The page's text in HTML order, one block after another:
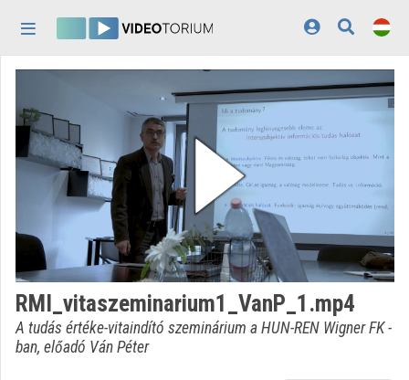
Bejelentkezés
Felfedezés
Kategóriák
Lejátszási listák
Intézmények
Közreműködők
Megjelenés:világos
RMI_vitaszeminarium1_VanP_1.mp4
A tudás értéke-vitaindító szeminárium a HUN-REN Wigner FK -
ban, előadó Ván Péter